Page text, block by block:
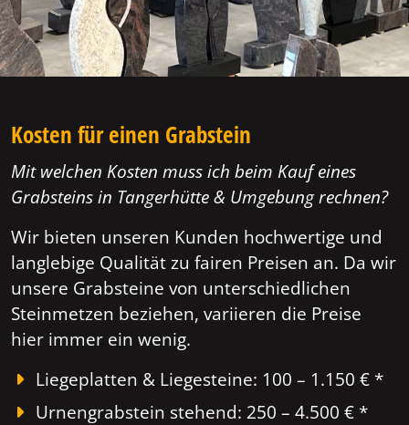
Kosten für einen Grabstein
Mit welchen Kosten muss ich beim Kauf eines
Grabsteins in Tangerhütte & Umgebung rechnen?
Wir bieten unseren Kunden hochwertige und
langlebige Qualität zu fairen Preisen an. Da wir
unsere Grabsteine von unterschiedlichen
Steinmetzen beziehen, variieren die Preise
hier immer ein wenig.
Liegeplatten & Liegesteine: 100 – 1.150 € *
Urnengrabstein stehend: 250 – 4.500 € *